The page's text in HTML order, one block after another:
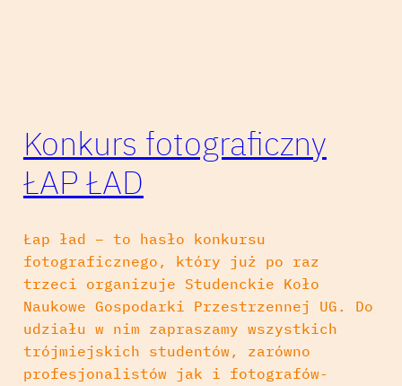
Konkurs fotograficzny
ŁAP ŁAD
Łap ład – to hasło konkursu
fotograficznego, który już po raz
trzeci organizuje Studenckie Koło
Naukowe Gospodarki Przestrzennej UG. Do
udziału w nim zapraszamy wszystkich
trójmiejskich studentów, zarówno
profesjonalistów jak i fotografów-